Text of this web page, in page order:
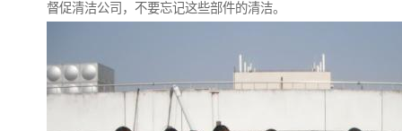
督促清洁公司，不要忘记这些部件的清洁。